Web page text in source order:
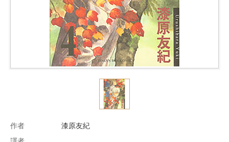
作者
漆原友紀